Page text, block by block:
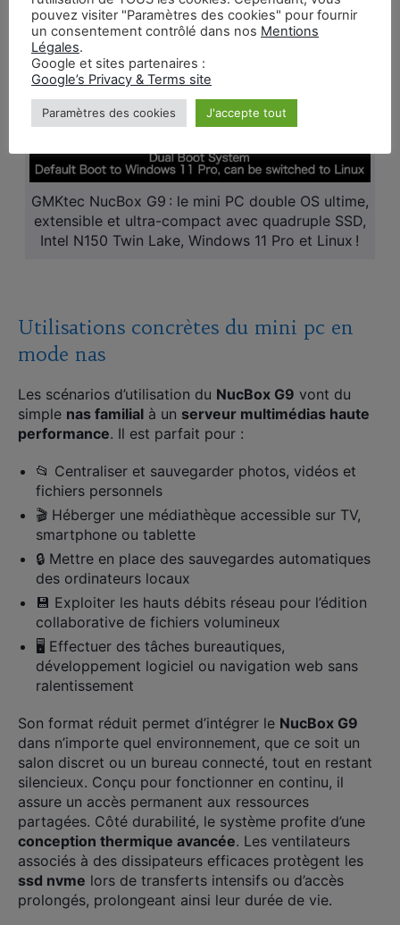
GMKtec NucBox G9 : le mini PC double OS ultime,
extensible et ultra-compact avec quadruple SSD,
Intel N150 Twin Lake, Windows 11 Pro et Linux !
Utilisations concrètes du mini pc en
mode nas
Les scénarios d’utilisation du NucBox G9 vont du
simple nas familial à un serveur multimédias haute
performance. Il est parfait pour :
📂 Centraliser et sauvegarder photos, vidéos et
fichiers personnels
🎬 Héberger une médiathèque accessible sur TV,
smartphone ou tablette
🔒 Mettre en place des sauvegardes automatiques
des ordinateurs locaux
💾 Exploiter les hauts débits réseau pour l’édition
collaborative de fichiers volumineux
🖥️ Effectuer des tâches bureautiques,
développement logiciel ou navigation web sans
ralentissement
Son format réduit permet d’intégrer le NucBox G9
dans n’importe quel environnement, que ce soit un
salon discret ou un bureau connecté, tout en restant
silencieux. Conçu pour fonctionner en continu, il
assure un accès permanent aux ressources
partagées. Côté durabilité, le système profite d’une
conception thermique avancée. Les ventilateurs
associés à des dissipateurs efficaces protègent les
ssd nvme lors de transferts intensifs ou d’accès
prolongés, prolongeant ainsi leur durée de vie.
Rechercher
:
pouvez visiter "Paramètres des cookies" pour fournir
un consentement contrôlé dans nos Mentions
Légales.
Google et sites partenaires :
Google’s Privacy & Terms site
Paramètres des cookies J'accepte tout